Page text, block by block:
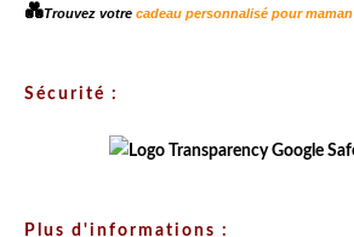
💑Trouvez votre cadeau personnalisé pour maman
Sécurité :
Plus d'informations :